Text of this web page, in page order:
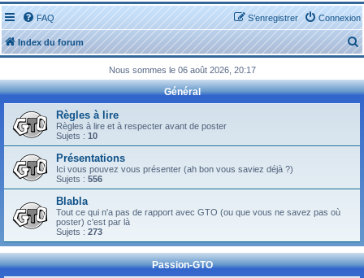
FAQ Connexion
S’enregistrer
Index du forum
e
c
Nous sommes le 06 août 2026, 20:17
Général
Règles à lire
Règles à lire et à respecter avant de poster
Sujets : 10
Présentations
Ici vous pouvez vous présenter (ah bon vous saviez déjà ?)
Sujets : 556
Blabla
Tout ce qui n'a pas de rapport avec GTO (ou que vous ne savez pas où
poster) c'est par là
Sujets : 273
Passion-GTO